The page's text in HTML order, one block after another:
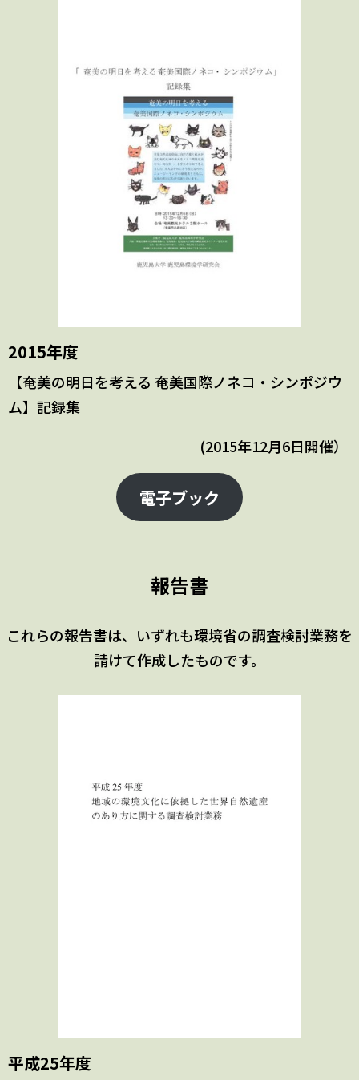
2015年度
【奄美の明日を考える 奄美国際ノネコ・シンポジウ
ム】記録集
(2015年12月6日開催）
電子ブック
報告書
これらの報告書は、いずれも環境省の調査検討業務を
請けて作成したものです。
平成25年度